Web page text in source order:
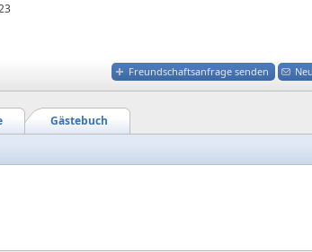
Freundschaftsanfrage senden
Gästebuch